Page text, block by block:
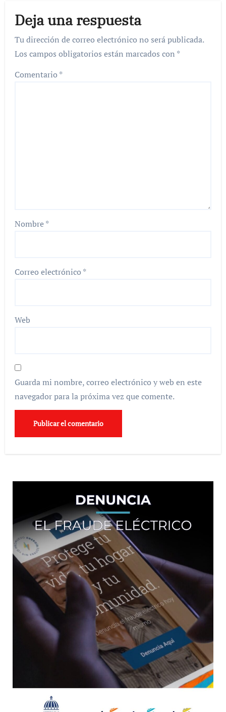
Deja una respuesta
Tu dirección de correo electrónico no será publicada.
Los campos obligatorios están marcados con *
Comentario *
Nombre*
Correo electrónico *
Web
Guarda mi nombre, correo electrónico y web en este
navegador para la próxima vez que comente.